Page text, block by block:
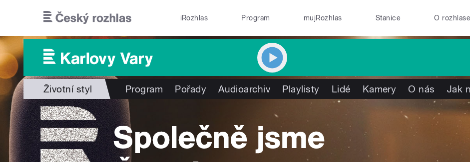
iRozhlas Program mujRozhlas Stanice O rozhlase
Životní styl Program Pořady Audioarchiv Playlisty Lidé Kamery O nás Jak